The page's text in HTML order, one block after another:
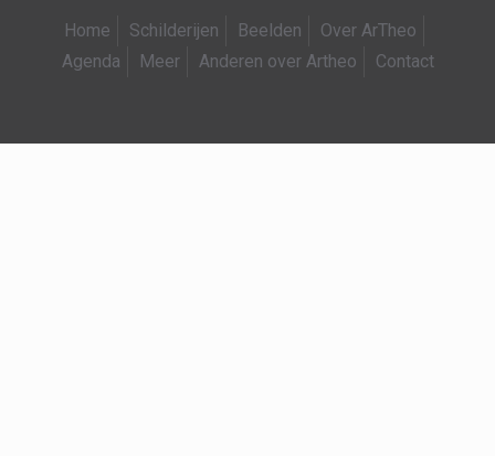
Home
Schilderijen Beelden
Over ArTheo
Agenda
Meer Anderen over Artheo Contact